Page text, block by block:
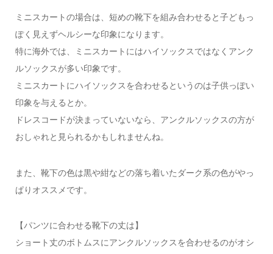
ミニスカートの場合は、短めの靴下を組み合わせると子どもっ
ぽく見えずヘルシーな印象になります。
特に海外では、ミニスカートにはハイソックスではなくアンク
ルソックスが多い印象です。
ミニスカートにハイソックスを合わせるというのは子供っぽい
印象を与えるとか。
ドレスコードが決まっていないなら、アンクルソックスの方が
おしゃれと見られるかもしれませんね。
また、靴下の色は黒や紺などの落ち着いたダーク系の色がやっ
ぱりオススメです。
【パンツに合わせる靴下の丈は】
ショート丈のボトムスにアンクルソックスを合わせるのがオシ